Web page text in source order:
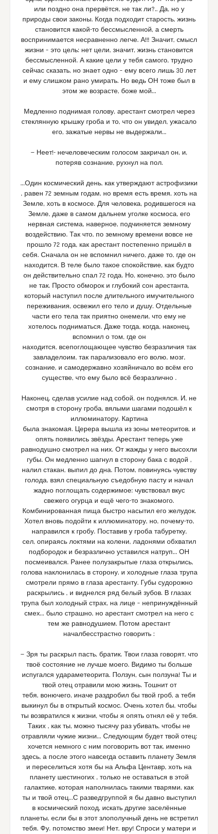
или поздно она прервётся, не так ли?.. Да, но у
природы свои законы. Когда подходит старость, жизнь
становится какой-то бессмысленной, а смерть
воспринимается несравненно легче. А!!! Значит, смысл
жизни – это цель: нет цели, значит, жизнь становится
бессмысленной. А какие цели у тебя самого, трудно
сейчас сказать, но знает одно – ему всего лишь 30 лет
и ему слишком рано умирать. Но ведь ОН тоже был в
этом же возрасте, боже мой…
Медленно поднимая голову, арестант смотрел через
стеклянную крышку гроба и то, что он увидел, ужасало
его, зажатые нервы не выдержали…
— Неет!- нечеловеческим голосом закричал он, и,
потеряв сознание, рухнул на пол.
…Один космический день, как утверждают астрофизики
, равен 72 земным годам, но время есть время, хоть на
Земле, хоть в космосе. Для человека, родившегося на
Земле, даже в самом дальнем уголке космоса, его
нервная система, наверное, подчиняется земному
воздействию. Так что, по земному времени вовсе не
прошло 72 года, как арестант постепенно пришёл в
себя. Сначала он не вспомнил ничего, даже то, где он
находится. В теле было такое спокойствие, как будто
он действительно спал 72 года. Но, конечно, это было
не так. Просто обморок и глубокий сон арестанта,
который наступил после длительного имучительного
переживания, освежил его тело и душу. Отдельные
части его тела так приятно онемели, что ему не
хотелось подниматься. Даже тогда, когда, наконец,
вспомнил о том, где он
находится, всепоглощающее чувство безразличия так
завладелоим, так парализовало его волю, мозг,
сознание, и самодержавно хозяйничало во всём его
существе, что ему было всё безразлично .
Наконец, сделав усилие над собой, он поднялся. И, не
смотря в сторону гроба, вялыми шагами подошёл к
иллюминатору. Картина
была знакомая. Церера вышла из зоны метеоритов, и
опять появились звёзды. Арестант теперь уже
равнодушно смотрел на них. От жажды у него высохли
губы. Он медленно шагнул в сторону бака с водой ,
налил стакан, выпил до дна. Потом, повинуясь чувству
голода, взял специальную съедобную пасту и начал
жадно поглощать содержимое: чувствовал вкус
свежего огурца и ещё чего-то знакомого.
Комбинированная пища быстро насытил его желудок.
Хотел вновь подойти к иллюминатору, но, почему-то,
направился к гробу. Поставив у гроба табуретку,
сел, опираясь локтями на колени, ладонями обхватил
подбородок и безразлично уставился натруп… ОН
посмеивался. Ранее полузакрытые глаза открылись,
голова наклонилась в сторону, и холодные глаза трупа
смотрели прямо в глаза арестанту. Губы судорожно
раскрылись , и виднелся ряд белый зубов. В глазах
трупа был холодный страх, на лице – непринуждённый
смех… было страшно, но арестант смотрел на него с
тем же равнодушием. Потом арестант
началбесстрастно говорить :
— Зря ты раскрыл пасть, братик. Твои глаза говорят, что
твоё состояние не лучше моего. Видимо ты больше
испугался удараметеорита. Ползун, сын ползуна! Ты и
твой отец отравили мою жизнь. Тошнит от
тебя, вонючего, иначе раздробил бы твой гроб, а тебя
выкинул бы в открытый космос. Очень хотел бы, чтобы
ты возвратился к жизни, чтобы я опять отнял её у тебя.
Таких , как ты, можно тысячу раз убивать, чтобы не
отравляли чужие жизни… Следующим будет твой отец:
хочется немного с ним поговорить вот так, именно
здесь, а после этого навсегда оставить планету Земля
и переселиться хотя бы на Альфа Центавр, хоть на
планету шестиногих , только не оставаться в этой
галактике, которая наполнилась такими тварями, как
ты и твой отец…С разведгруппой я бы давно выступил
в космический поход, искать другие заселённые
планеты, если бы в этот злополучный день не встретил
тебя. Фу, потомство змеи! Нет, вру! Спроси у матери и